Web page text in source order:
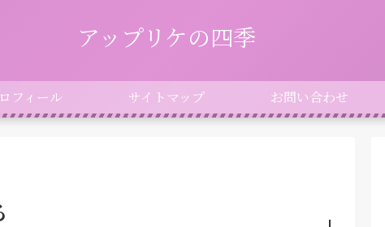
アップリケの四季
フィール サイトマップ お問い合わせ